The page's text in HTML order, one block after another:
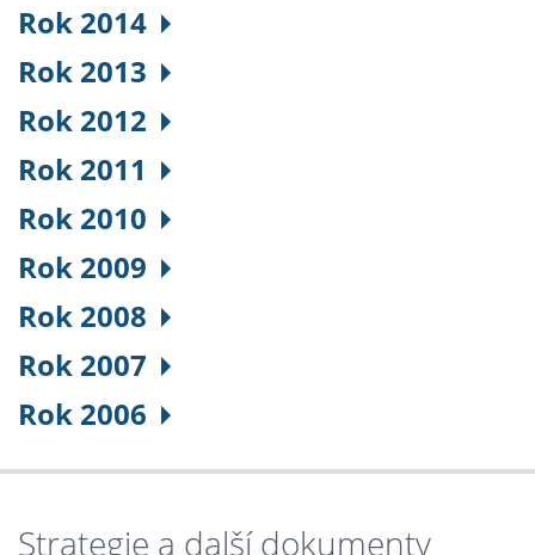
Rok 2014
Rok 2013
Rok 2012
Rok 2011
Rok 2010
Rok 2009
Rok 2008
Rok 2007
Rok 2006
Strategie a další dokumenty